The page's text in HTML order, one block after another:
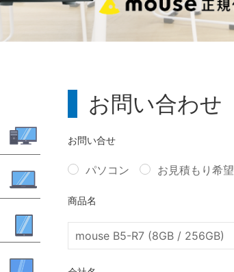
お問い合わせ
お問い合せ
パソコン お見積もり希望
商品名